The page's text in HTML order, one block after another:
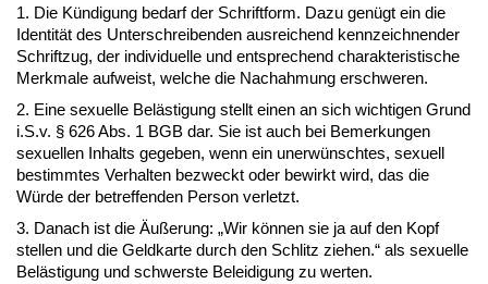
1. Die Kündigung bedarf der Schriftform. Dazu genügt ein die
Identität des Unterschreibenden ausreichend kennzeichnender
Schriftzug, der individuelle und entsprechend charakteristische
Merkmale aufweist, welche die Nachahmung erschweren.
2. Eine sexuelle Belästigung stellt einen an sich wichtigen Grund
i.S.v. § 626 Abs. 1 BGB dar. Sie ist auch bei Bemerkungen
sexuellen Inhalts gegeben, wenn ein unerwünschtes, sexuell
bestimmtes Verhalten bezweckt oder bewirkt wird, das die
Würde der betreffenden Person verletzt.
3. Danach ist die Äußerung: „Wir können sie ja auf den Kopf
stellen und die Geldkarte durch den Schlitz ziehen.“ als sexuelle
Belästigung und schwerste Beleidigung zu werten.